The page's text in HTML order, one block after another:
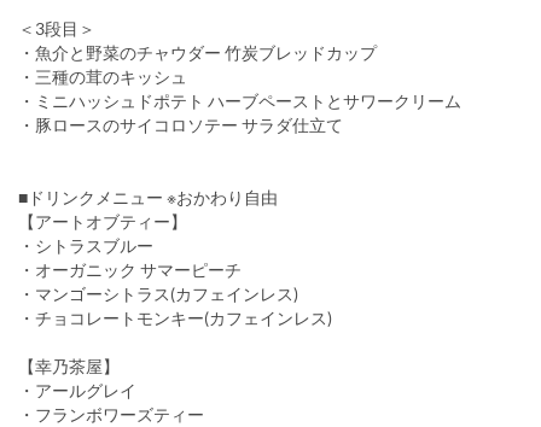
＜3段目＞
・魚介と野菜のチャウダー 竹炭ブレッドカップ
・三種の茸のキッシュ
・ミニハッシュドポテト ハーブペーストとサワークリーム
・豚ロースのサイコロソテー サラダ仕立て
■ドリンクメニュー ※おかわり自由
【アートオブティー】
・シトラスブルー
・オーガニック サマーピーチ
・マンゴーシトラス(カフェインレス)
・チョコレートモンキー(カフェインレス)
【幸乃茶屋】
・アールグレイ
・フランボワーズティー